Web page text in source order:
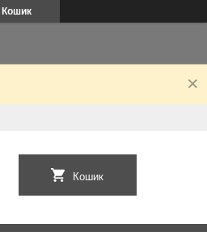
Кошик
Кошик